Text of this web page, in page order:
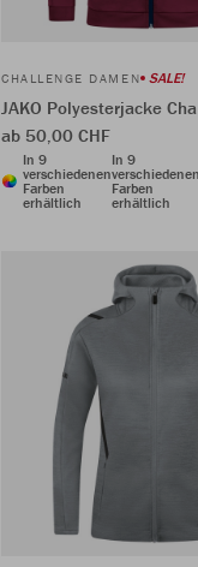
CHALLENGE DAMEN SALE!
JAKO Polyesterjacke
ab 50,00 CHF
In 9
verschiedenen
Farben
erhältlich
In 9
Farben
erhältlich